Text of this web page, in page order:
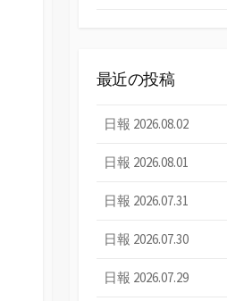
最近の投稿
日報 2026.08.02
日報 2026.08.01
日報 2026.07.31
日報 2026.07.30
日報 2026.07.29